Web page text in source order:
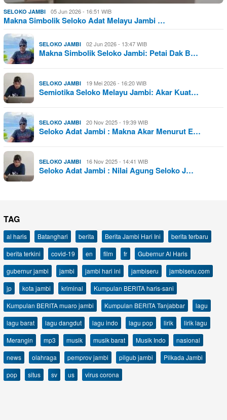
SELOKO JAMBI 05 Jun 2026 - 16:51 WIB
Makna Simbolik Seloko Adat Melayu Jambi …
SELOKO JAMBI 02 Jun 2026 - 13:47 WIB
Makna Simbolik Seloko Jambi: Petai Dak B…
SELOKO JAMBI 19 Mei 2026 - 16:20 WIB
Semiotika Seloko Melayu Jambi: Akar Kuat…
SELOKO JAMBI 20 Nov 2025 - 19:39 WIB
Seloko Adat Jambi : Makna Akar Menurut E…
SELOKO JAMBI 16 Nov 2025 - 14:41 WIB
Seloko Adat Jambi : Nilai Agung Seloko J…
TAG
al haris Batanghari berita Berita Jambi Hari Ini
berita terbaru
berita terkini
covid-19 en film fr
Gubernur Al Haris
gubernur jambi
jambi jambi hari ini jambiseru
jambiseru.com
jp
kota jambi kriminal
Kumpulan BERITA haris-sani
Kumpulan BERITA muaro jambi
Kumpulan BERITA Tanjabbar
lagu
lagu barat
lagu dangdut lagu indo lagu pop lirik
lirik lagu
Merangin
mp3 musik musik barat Musik Indo
nasional
news
olahraga pemprov jambi pilgub jambi
Pilkada Jambi
pop
situs sv us virus corona